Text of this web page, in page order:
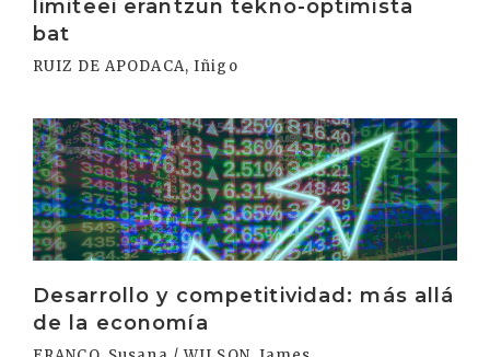
limiteei erantzun tekno-optimista
bat
RUIZ DE APODACA, Iñigo
Desarrollo y competitividad: más allá
de la economía
Irakurri